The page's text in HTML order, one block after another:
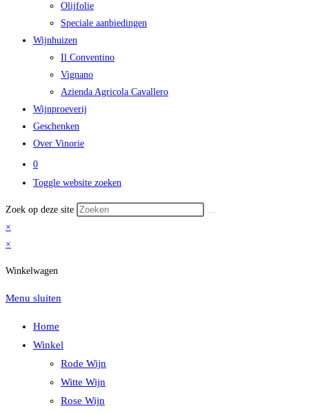
Olijfolie
Speciale aanbiedingen
Wijnhuizen
Il Conventino
Vignano
Azienda Agricola Cavallero
Wijnproeverij
Geschenken
Over Vinorie
0
Toggle website zoeken
Zoek op deze site
×
×
Winkelwagen
Menu sluiten
Home
Winkel
Rode Wijn
Witte Wijn
Rose Wijn